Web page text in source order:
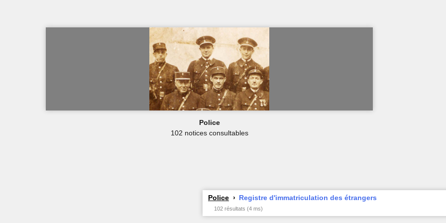
Police
102 notices consultables
Police Registre d'immatriculation des étrangers
102 résultats (4 ms)